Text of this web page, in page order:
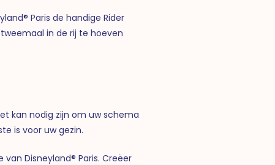
Paris de handige Rider
in de rij te hoeven
kan nodig zijn om uw schema
is voor uw gezin.
Disneyland® Paris. Creëer